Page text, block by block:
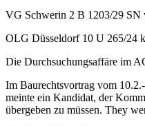
VG Schwerin 2 B 1203/29 SN
OLG Düsseldorf 10 U 265/24
Die Durchsuchungsaffäre im
Im Baurechtsvortrag vom
meinte ein Kandidat, der
übergeben zu müssen. They